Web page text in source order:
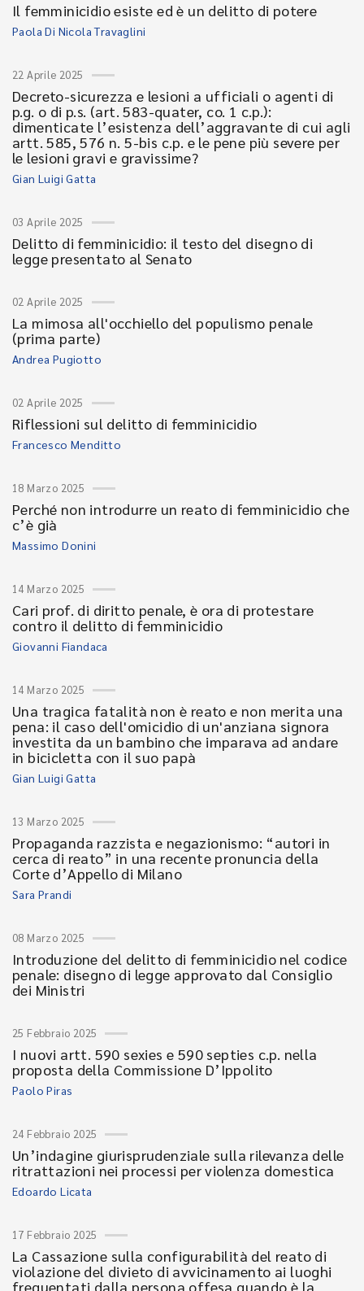
Il femminicidio esiste ed è un delitto di potere
Paola Di Nicola Travaglini
22 Aprile 2025
Decreto-sicurezza e lesioni a ufficiali o agenti di
p.g. o di p.s. (art. 583-quater, co. 1 c.p.):
dimenticate l’esistenza dell’aggravante di cui agli
artt. 585, 576 n. 5-bis c.p. e le pene più severe per
le lesioni gravi e gravissime?
Gian Luigi Gatta
03 Aprile 2025
Delitto di femminicidio: il testo del disegno di
legge presentato al Senato
02 Aprile 2025
La mimosa all'occhiello del populismo penale
(prima parte)
Andrea Pugiotto
02 Aprile 2025
Riflessioni sul delitto di femminicidio
Francesco Menditto
18 Marzo 2025
Perché non introdurre un reato di femminicidio che
c’è già
Massimo Donini
14 Marzo 2025
Cari prof. di diritto penale, è ora di protestare
contro il delitto di femminicidio
Giovanni Fiandaca
14 Marzo 2025
Una tragica fatalità non è reato e non merita una
pena: il caso dell'omicidio di un'anziana signora
investita da un bambino che imparava ad andare
in bicicletta con il suo papà
Gian Luigi Gatta
13 Marzo 2025
Propaganda razzista e negazionismo: “autori in
cerca di reato” in una recente pronuncia della
Corte d’Appello di Milano
Sara Prandi
08 Marzo 2025
Introduzione del delitto di femminicidio nel codice
penale: disegno di legge approvato dal Consiglio
dei Ministri
25 Febbraio 2025
I nuovi artt. 590 sexies e 590 septies c.p. nella
proposta della Commissione D’Ippolito
Paolo Piras
24 Febbraio 2025
Un’indagine giurisprudenziale sulla rilevanza delle
ritrattazioni nei processi per violenza domestica
Edoardo Licata
17 Febbraio 2025
La Cassazione sulla configurabilità del reato di
violazione del divieto di avvicinamento ai luoghi
frequentati dalla persona offesa quando è la